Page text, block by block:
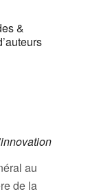
&
au
de la